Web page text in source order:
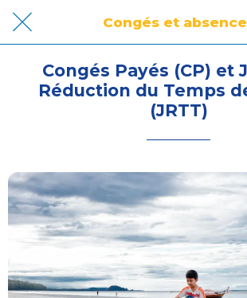
Congés et
Congés Payés (CP) et
Réduction du Temps
(JRTT)